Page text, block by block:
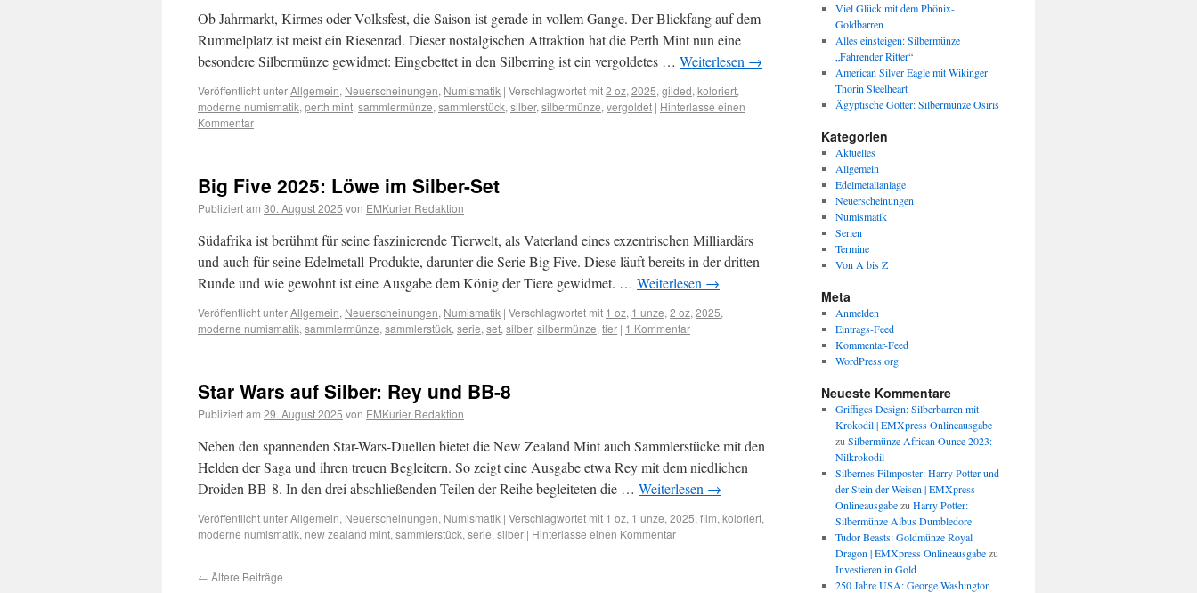
Ob Jahrmarkt, Kirmes oder Volksfest, die Saison ist gerade in vollem Gange. Der Blickfang auf dem
Rummelplatz ist meist ein Riesenrad. Dieser nostalgischen Attraktion hat die Perth Mint nun eine
besondere Silbermünze gewidmet: Eingebettet in den Silberring ist ein vergoldetes … Weiterlesen →
Veröffentlicht unterAllgemein, Neuerscheinungen, Numismatik | Verschlagwortet mit2 oz, 2025, gilded, koloriert,
moderne numismatik, perth mint, sammlermünze, sammlerstück, silber, silbermünze, vergoldet | Hinterlasse einen
Kommentar
Big Five 2025: Löwe im Silber-Set
Publiziert am 30. August 2025 von EMKurier Redaktion
Südafrika ist berühmt für seine faszinierende Tierwelt, als Vaterland eines exzentrischen Milliardärs
und auch für seine Edelmetall-Produkte, darunter die Serie Big Five. Diese läuft bereits in der dritten
Runde und wie gewohnt ist eine Ausgabe dem König der Tiere gewidmet. … Weiterlesen →
Veröffentlicht unterAllgemein, Neuerscheinungen, Numismatik | Verschlagwortet mit 1 oz, 1 unze, 2 oz, 2025,
moderne numismatik, sammlermünze, sammlerstück, serie, set, silber, silbermünze, tier | 1 Kommentar
Star Wars auf Silber: Rey und BB-8
Publiziert am 29. August 2025 von EMKurier Redaktion
Neben den spannenden Star-Wars-Duellen bietet die New Zealand Mint auch Sammlerstücke mit den
Helden der Saga und ihren treuen Begleitern. So zeigt eine Ausgabe etwa Rey mit dem niedlichen
Droiden BB-8. In den drei abschließenden Teilen der Reihe begleiteten die … Weiterlesen →
Veröffentlicht unterAllgemein, Neuerscheinungen, Numismatik | Verschlagwortet mit 1 oz, 1 unze, 2025, film, koloriert,
moderne numismatik, new zealand mint, sammlerstück, serie, silber | Hinterlasse einen Kommentar
← Ältere Beiträge
Viel Glück mit dem Phönix-
Goldbarren
Alles einsteigen: Silbermünze
„Fahrender Ritter“
American Silver Eagle mit Wikinger
Thorin Steelheart
Ägyptische Götter: Silbermünze Osiris
Kategorien
Aktuelles
Allgemein
Edelmetallanlage
Neuerscheinungen
Numismatik
Serien
Termine
Von A bis Z
Meta
Anmelden
Eintrags-Feed
Kommentar-Feed
WordPress.org
Neueste Kommentare
Griffiges Design: Silberbarren mit
Krokodil | EMXpress Onlineausgabe
zu Silbermünze African Ounce 2023:
Nilkrokodil
Silbernes Filmposter: Harry Potter und
der Stein der Weisen | EMXpress
Onlineausgabezu Harry Potter:
Silbermünze Albus Dumbledore
Tudor Beasts: Goldmünze Royal
Dragon | EMXpress Onlineausgabezu
Investieren in Gold
250 Jahre USA: George Washington